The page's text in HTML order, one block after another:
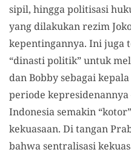
sipil, hingga politisasi
yang dilakukan rezim
kepentingannya. Ini juga
“dinasti politik” untuk
dan Bobby sebagai
periode
Indonesia semakin
kekuasaan. Di tangan
bahwa sentralisasi